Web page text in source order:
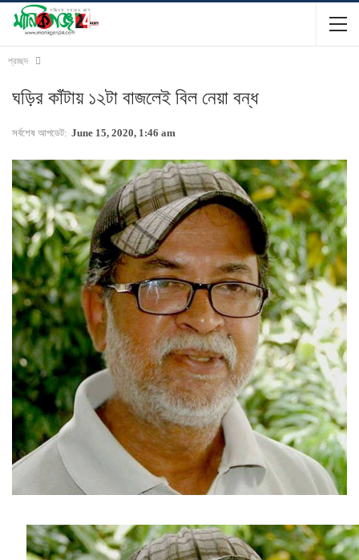
প্রচ্ছদ
ঘড়ির কাঁটায় ১২টা বাজলেই বিল নেয়া বন্ধ
সর্বশেষ আপডেট: June 15, 2020, 1:46 am